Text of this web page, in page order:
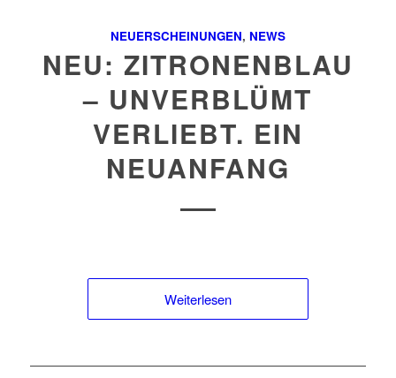
NEUERSCHEINUNGEN, NEWS
NEU: ZITRONENBLAU
– UNVERBLÜMT
VERLIEBT. EIN
NEUANFANG
Weiterlesen